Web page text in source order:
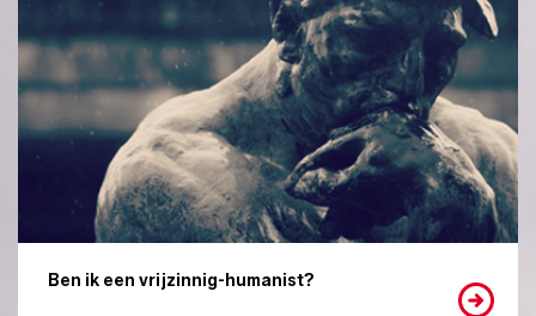
Ben ik een vrijzinnig-humanist?